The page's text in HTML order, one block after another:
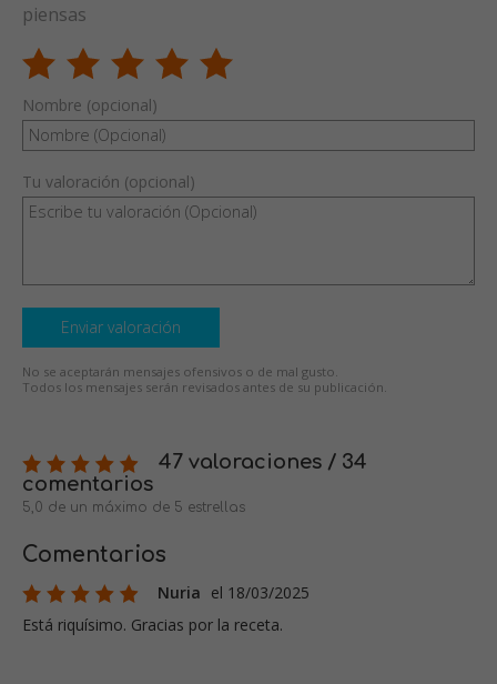
piensas
Nombre (opcional)
Tu valoración (opcional)
Enviar valoración
No se aceptarán mensajes ofensivos o de mal gusto.
Todos los mensajes serán revisados antes de su publicación.
47 valoraciones / 34
comentarios
5,0 de un máximo de 5 estrellas
Comentarios
Nuria el 18/03/2025
Está riquísimo. Gracias por la receta.